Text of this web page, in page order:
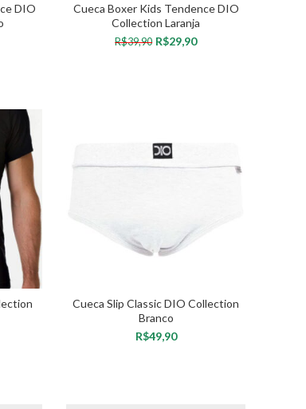
DIO
Cueca Boxer Kids Tendence DIO
Collection Laranja
R$39,90 R$29,90
Cueca Slip Classic DIO Collection
Branco
R$